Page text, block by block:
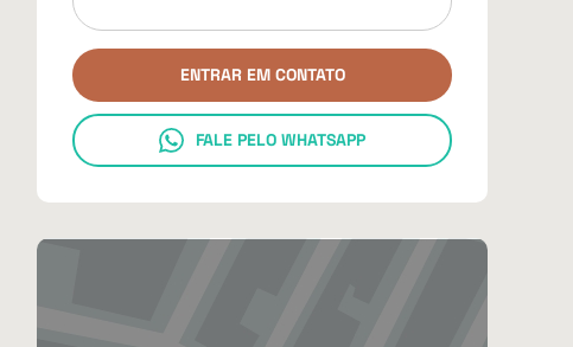
ENTRAR EM CONTATO
FALE PELO WHATSAPP